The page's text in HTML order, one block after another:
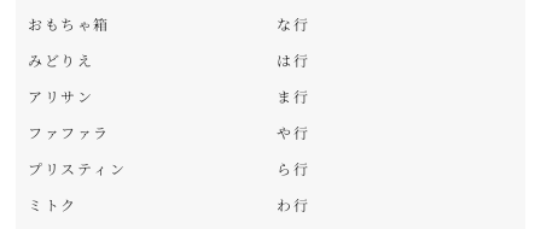
おもちゃ箱
みどりえ
アリサン
ファファラ
プリスティン
ミトク
な行
は行
ま行
や行
ら行
わ行